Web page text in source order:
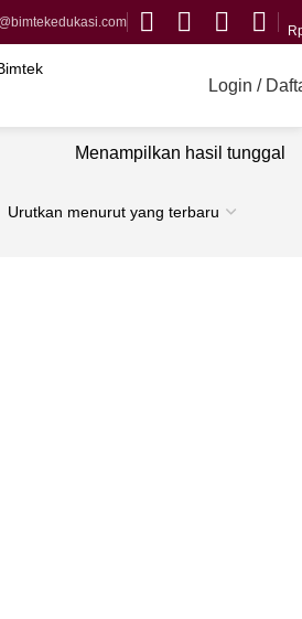
Login /
Menampilkan hasil tunggal